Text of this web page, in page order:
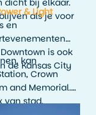
dicht bij elkaar.
als je voor
& Light
en
is ook
de Kansas City
kan
Crown
and Memorial.
van stad,